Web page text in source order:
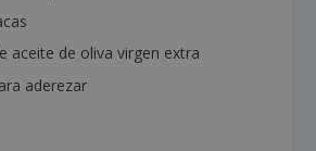
aceite de oliva virgen extra
aderezar